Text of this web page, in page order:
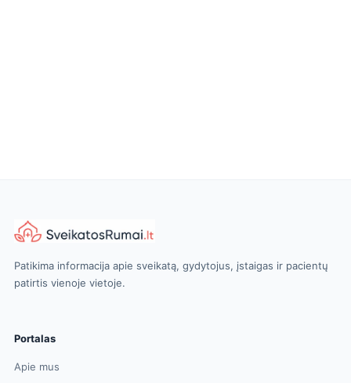
Patikima informacija apie sveikatą, gydytojus, įstaigas ir pacientų
patirtis vienoje vietoje.
Portalas
Apie mus